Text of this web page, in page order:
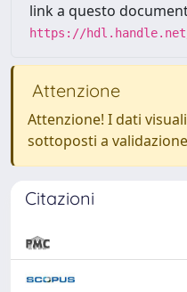
link a questo
https://hdl.handle.net/
Attenzione
Attenzione! I dati
sottoposti a
Citazioni